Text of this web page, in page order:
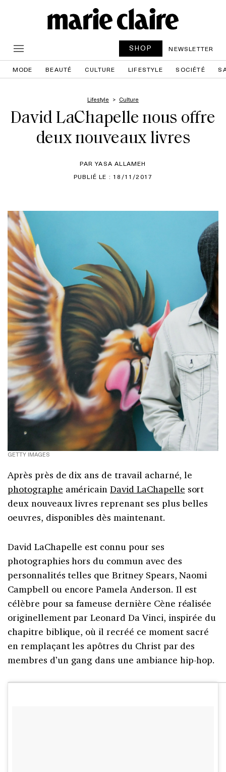
SHOP NEWSLETTER
MODE BEAUTÉ CULTURE LIFESTYLE SOCIÉTÉ
Lifestyle Culture
David LaChapelle nous offre
deux nouveaux livres
PAR YASA ALLAMEH
PUBLIÉ LE : 18/11/2017
GETTY IMAGES
Après près de dix ans de travail acharné, le
photographe américainDavid LaChapelle sort
deux nouveaux livres reprenant ses plus belles
oeuvres, disponibles dès maintenant.
David LaChapelle est connu pour ses
photographies hors du commun avec des
personnalités telles que Britney Spears, Naomi
Campbell ou encore Pamela Anderson. Il est
célèbre pour sa fameuse dernière Cène réalisée
originellement par Leonard Da Vinci, inspirée du
chapitre biblique, où il recréé ce moment sacré
en remplaçant les apôtres du Christ par des
membres d’un gang dans une ambiance hip-hop.